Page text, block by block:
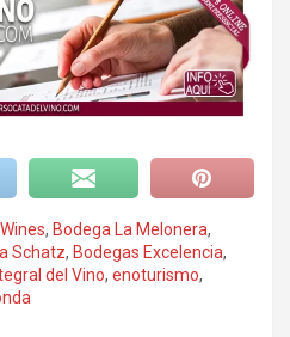
, Bodega La Melonera,
Schatz, Bodegas Excelencia,
del Vino, enoturismo,